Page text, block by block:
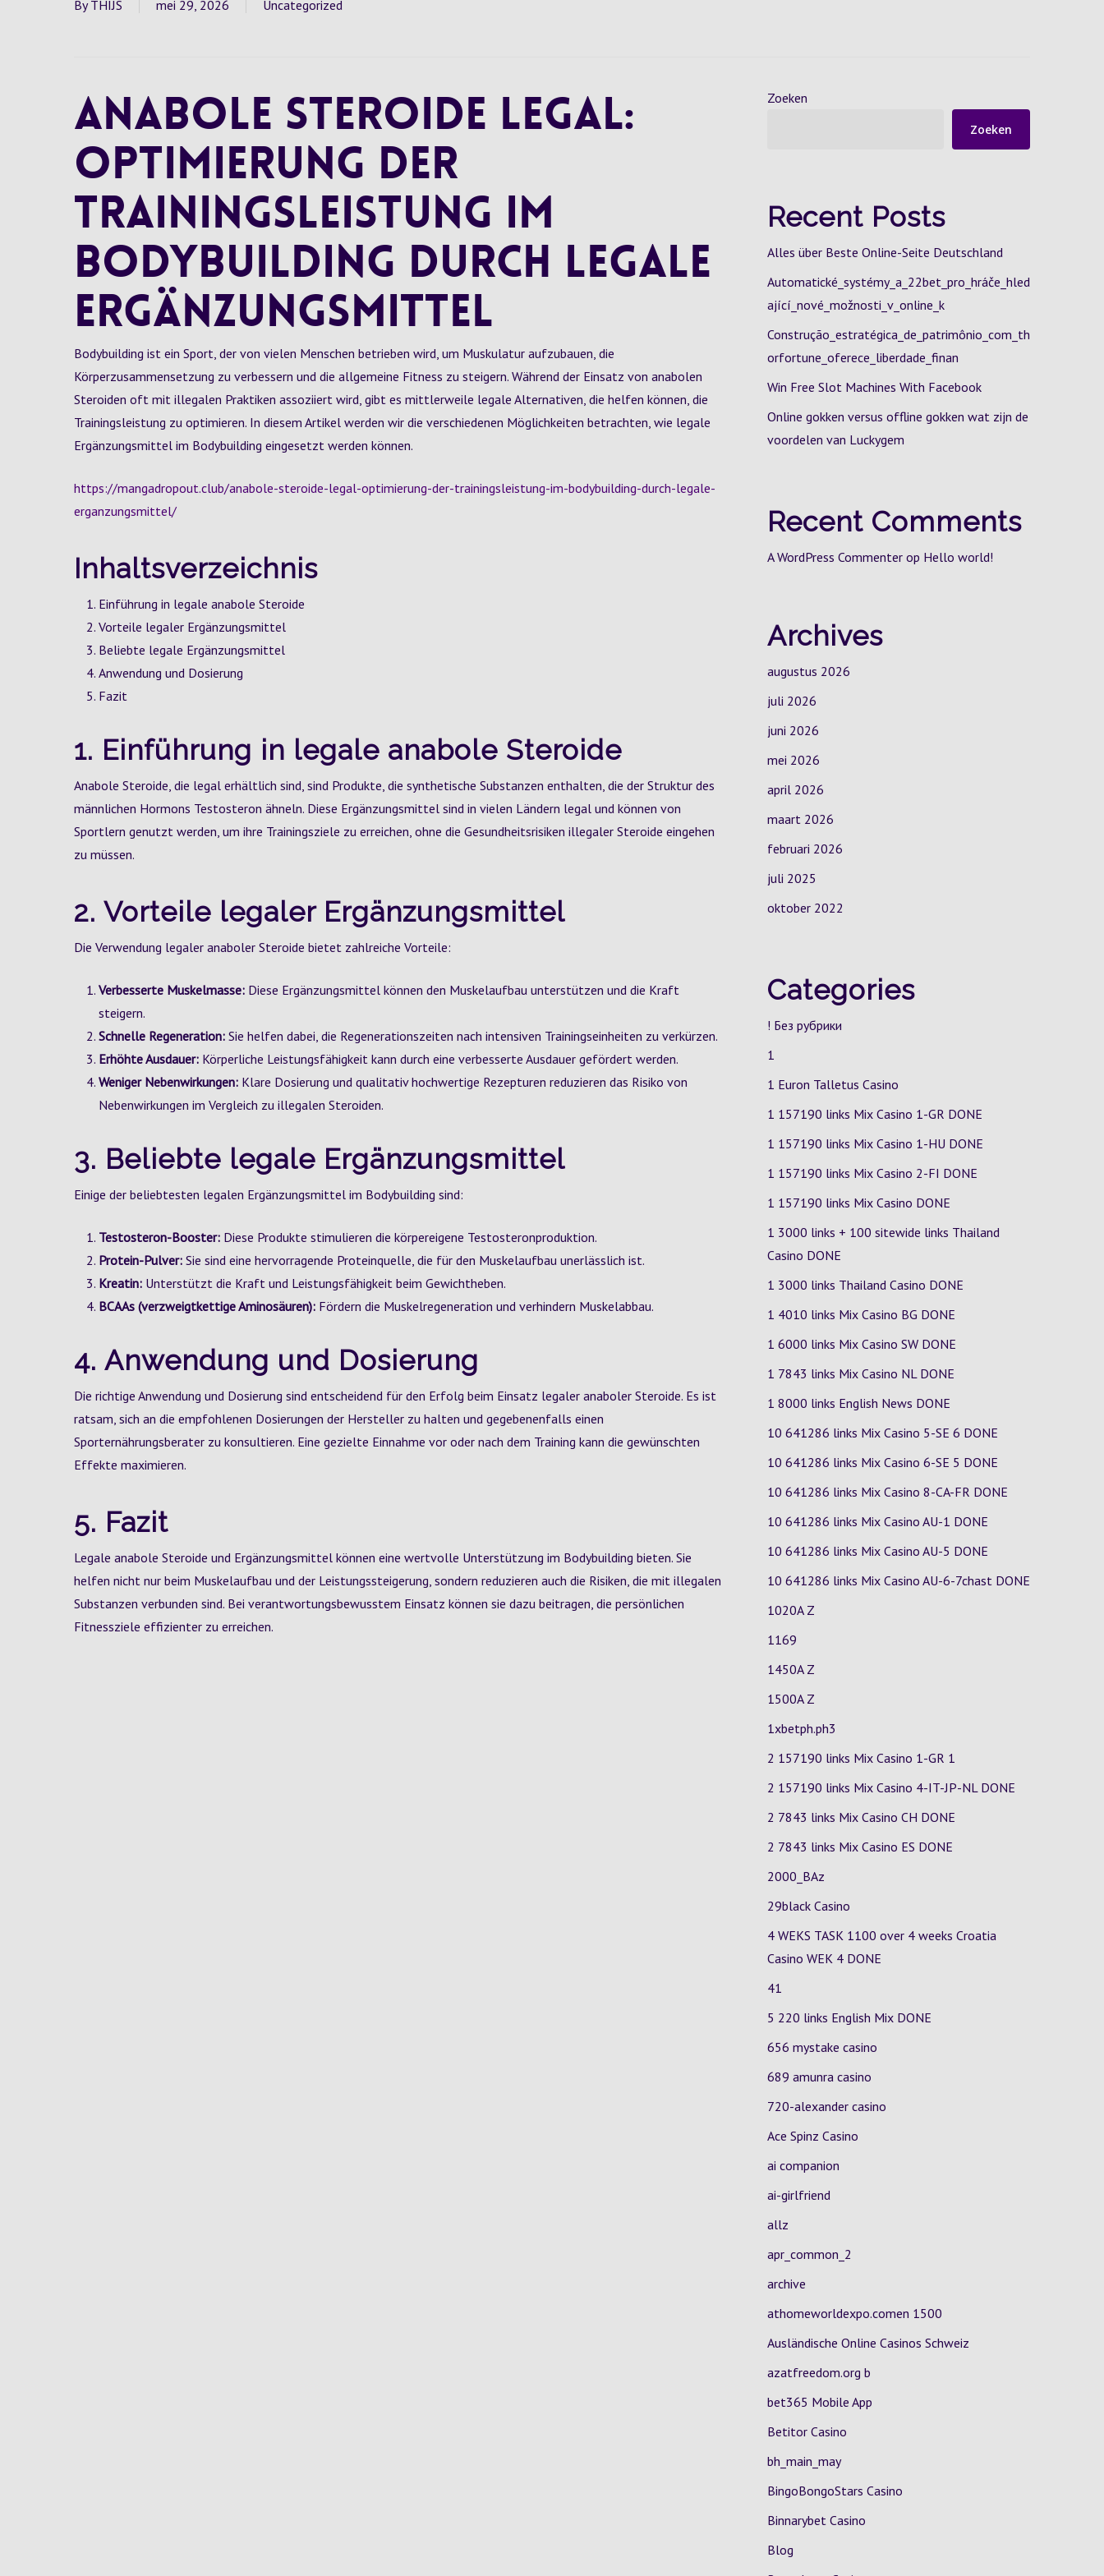
By THIJS mei 29, 2026 Uncategorized
Anabole Steroide legal:
Optimierung der
Trainingsleistung im
Bodybuilding durch legale
Ergänzungsmittel
Bodybuilding ist ein Sport, der von vielen Menschen betrieben wird, um Muskulatur aufzubauen, die
Körperzusammensetzung zu verbessern und die allgemeine Fitness zu steigern. Während der Einsatz von anabolen
Steroiden oft mit illegalen Praktiken assoziiert wird, gibt es mittlerweile legale Alternativen, die helfen können, die
Trainingsleistung zu optimieren. In diesem Artikel werden wir die verschiedenen Möglichkeiten betrachten, wie legale
Ergänzungsmittel im Bodybuilding eingesetzt werden können.
https://mangadropout.club/anabole-steroide-legal-optimierung-der-trainingsleistung-im-bodybuilding-durch-legale-
erganzungsmittel/
Inhaltsverzeichnis
Einführung in legale anabole Steroide
Vorteile legaler Ergänzungsmittel
Beliebte legale Ergänzungsmittel
Anwendung und Dosierung
Fazit
1. Einführung in legale anabole Steroide
Anabole Steroide, die legal erhältlich sind, sind Produkte, die synthetische Substanzen enthalten, die der Struktur des
männlichen Hormons Testosteron ähneln. Diese Ergänzungsmittel sind in vielen Ländern legal und können von
Sportlern genutzt werden, um ihre Trainingsziele zu erreichen, ohne die Gesundheitsrisiken illegaler Steroide eingehen
zu müssen.
2. Vorteile legaler Ergänzungsmittel
Die Verwendung legaler anaboler Steroide bietet zahlreiche Vorteile:
Verbesserte Muskelmasse: Diese Ergänzungsmittel können den Muskelaufbau unterstützen und die Kraft
steigern.
Schnelle Regeneration: Sie helfen dabei, die Regenerationszeiten nach intensiven Trainingseinheiten zu verkürzen.
Erhöhte Ausdauer: Körperliche Leistungsfähigkeit kann durch eine verbesserte Ausdauer gefördert werden.
Weniger Nebenwirkungen: Klare Dosierung und qualitativ hochwertige Rezepturen reduzieren das Risiko von
Nebenwirkungen im Vergleich zu illegalen Steroiden.
3. Beliebte legale Ergänzungsmittel
Einige der beliebtesten legalen Ergänzungsmittel im Bodybuilding sind:
Testosteron-Booster: Diese Produkte stimulieren die körpereigene Testosteronproduktion.
Protein-Pulver: Sie sind eine hervorragende Proteinquelle, die für den Muskelaufbau unerlässlich ist.
Kreatin: Unterstützt die Kraft und Leistungsfähigkeit beim Gewichtheben.
BCAAs (verzweigtkettige Aminosäuren): Fördern die Muskelregeneration und verhindern Muskelabbau.
4. Anwendung und Dosierung
Die richtige Anwendung und Dosierung sind entscheidend für den Erfolg beim Einsatz legaler anaboler Steroide. Es ist
ratsam, sich an die empfohlenen Dosierungen der Hersteller zu halten und gegebenenfalls einen
Sporternährungsberater zu konsultieren. Eine gezielte Einnahme vor oder nach dem Training kann die gewünschten
Effekte maximieren.
5. Fazit
Legale anabole Steroide und Ergänzungsmittel können eine wertvolle Unterstützung im Bodybuilding bieten. Sie
helfen nicht nur beim Muskelaufbau und der Leistungssteigerung, sondern reduzieren auch die Risiken, die mit illegalen
Substanzen verbunden sind. Bei verantwortungsbewusstem Einsatz können sie dazu beitragen, die persönlichen
Fitnessziele effizienter zu erreichen.
Zoeken
Zoeken
Recent Posts
Alles über Beste Online-Seite Deutschland
Automatické_systémy_a_22bet_pro_hráče_hled
ající_nové_možnosti_v_online_k
Construção_estratégica_de_patrimônio_com_th
orfortune_oferece_liberdade_finan
Win Free Slot Machines With Facebook
Online gokken versus offline gokken wat zijn de
voordelen van Luckygem
Recent Comments
A WordPress Commenterop Hello world!
Archives
augustus 2026
juli 2026
juni 2026
mei 2026
april 2026
maart 2026
februari 2026
juli 2025
oktober 2022
Categories
! Без рубрики
1
1 Euron Talletus Casino
1 157190 links Mix Casino 1-GR DONE
1 157190 links Mix Casino 1-HU DONE
1 157190 links Mix Casino 2-FI DONE
1 157190 links Mix Casino DONE
1 3000 links + 100 sitewide links Thailand
Casino DONE
1 3000 links Thailand Casino DONE
1 4010 links Mix Casino BG DONE
1 6000 links Mix Casino SW DONE
1 7843 links Mix Casino NL DONE
1 8000 links English News DONE
10 641286 links Mix Casino 5-SE 6 DONE
10 641286 links Mix Casino 6-SE 5 DONE
10 641286 links Mix Casino 8-CA-FR DONE
10 641286 links Mix Casino AU-1 DONE
10 641286 links Mix Casino AU-5 DONE
10 641286 links Mix Casino AU-6-7chast DONE
1020A Z
1169
1450A Z
1500A Z
1xbetph.ph3
2 157190 links Mix Casino 1-GR 1
2 157190 links Mix Casino 4-IT-JP-NL DONE
2 7843 links Mix Casino CH DONE
2 7843 links Mix Casino ES DONE
2000_BAz
29black Casino
4 WEKS TASK 1100 over 4 weeks Croatia
Casino WEK 4 DONE
41
5 220 links English Mix DONE
656 mystake casino
689 amunra casino
720-alexander casino
Ace Spinz Casino
ai companion
ai-girlfriend
allz
apr_common_2
archive
athomeworldexpo.comen 1500
Ausländische Online Casinos Schweiz
azatfreedom.org b
bet365 Mobile App
Betitor Casino
bh_main_may
BingoBongoStars Casino
Binnarybet Casino
Blog